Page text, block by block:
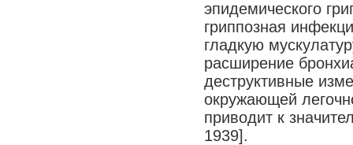
эпидемического
гриппозная
гладкую
расширение
деструктивные
окружающей
приводит к
1939].